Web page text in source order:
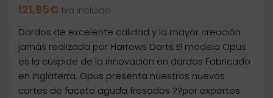
121,95€ Iva incluido
Dardos de excelente calidad y la mayor creación
jamás realizada por Harrows Darts El modelo Opus
es la cúspide de la innovación en dardos Fabricado
en Inglaterra, Opus presenta nuestros nuevos
cortes de faceta aguda fresados ??por expertos